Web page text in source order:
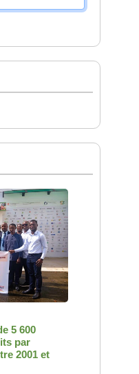
5 600
par
2001 et